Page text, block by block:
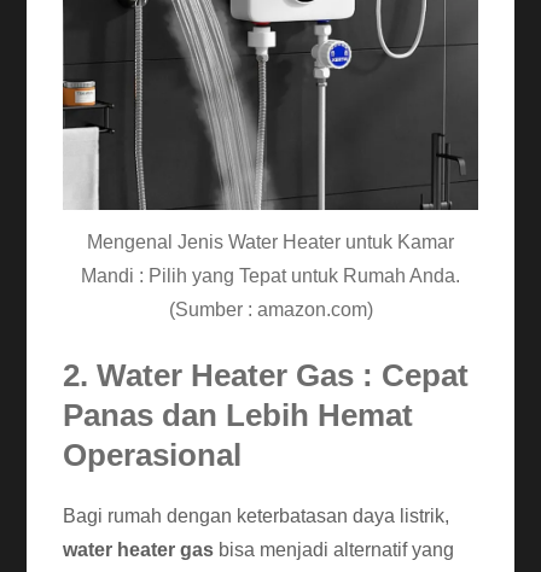
Mengenal Jenis Water Heater untuk Kamar
Mandi : Pilih yang Tepat untuk Rumah Anda.
(Sumber : amazon.com)
2. Water Heater Gas : Cepat
Panas dan Lebih Hemat
Operasional
Bagi rumah dengan keterbatasan daya listrik,
water heater gas bisa menjadi alternatif yang